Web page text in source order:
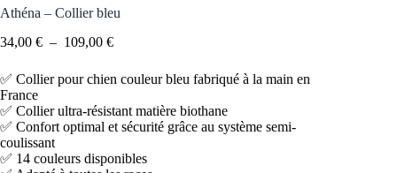
Athéna – Collier bleu
34,00 € – 109,00 €
✅ Collier pour chien couleur bleu fabriqué à la main en
France
✅ Collier ultra-résistant matière biothane
✅ Confort optimal et sécurité grâce au système semi-
coulissant
✅ 14 couleurs disponibles